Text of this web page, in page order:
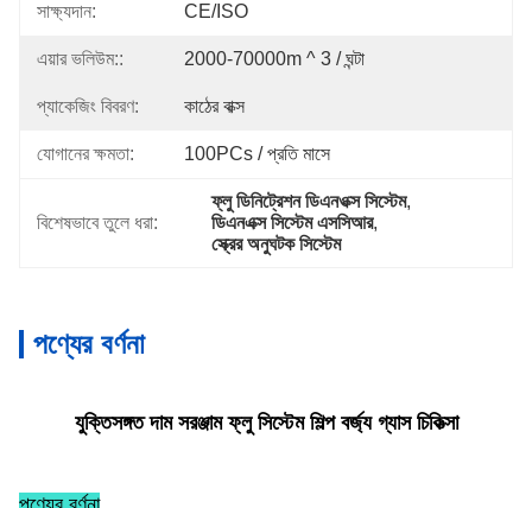
সাক্ষ্যদান: CE/ISO
এয়ার ভলিউম:: 2000-70000m ^ 3 / ঘন্টা
প্যাকেজিং বিবরণ: কাঠের বাক্স
যোগানের ক্ষমতা: 100PCs / প্রতি মাসে
বিশেষভাবে তুলে ধরা:
ফ্লু ডিনিট্রেশন ডিএনওক্স সিস্টেম,
ডিএনএক্স সিস্টেম এসসিআর,
স্ক্রের অনুঘটক সিস্টেম
পণ্যের বর্ণনা
যুক্তিসঙ্গত দাম সরঞ্জাম ফ্লু সিস্টেম শিল্প বর্জ্য গ্যাস চিকিত্সা